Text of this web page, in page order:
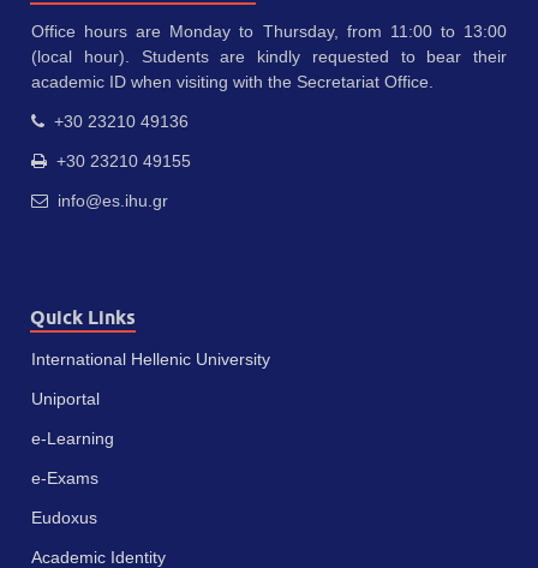
Office hours are Monday to Thursday, from 11:00 to 13:00
(local hour). Students are kindly requested to bear their
academic ID when visiting with the Secretariat Office.
+30 23210 49136
+30 23210 49155
info@es.ihu.gr
Quick Links
International Hellenic University
Uniportal
e-Learning
e-Exams
Eudoxus
Academic Identity